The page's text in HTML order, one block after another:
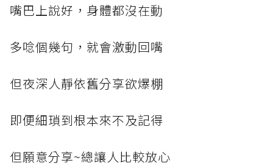
嘴巴上說好，身體都沒在動
多唸個幾句，就會激動回嘴
但夜深人靜依舊分享欲爆棚
即便細瑣到根本來不及記得
但願意分享~總讓人比較放心